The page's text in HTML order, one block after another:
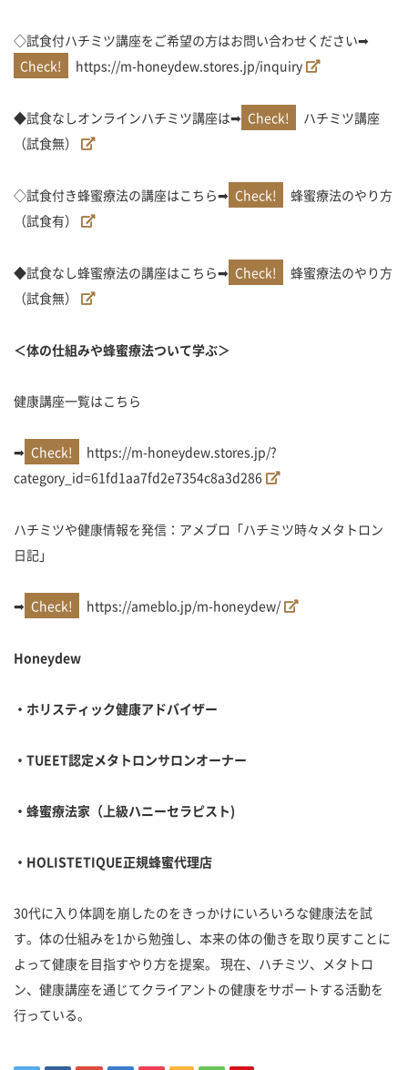
◇試食付ハチミツ講座をご希望の方はお問い合わせください➡
https://m-honeydew.stores.jp/inquiry
◆試食なしオンラインハチミツ講座は➡
ハチミツ講座
（試食無）
◇試食付き蜂蜜療法の講座はこちら➡
蜂蜜療法のやり方
（試食有）
◆試食なし蜂蜜療法の講座はこちら➡
蜂蜜療法のやり方
（試食無）
＜体の仕組みや蜂蜜療法ついて学ぶ＞
健康講座一覧はこちら
➡
https://m-honeydew.stores.jp/?
category_id=61fd1aa7fd2e7354c8a3d286
ハチミツや健康情報を発信：アメブロ「ハチミツ時々メタトロン
日記」
➡ https://ameblo.jp/m-honeydew/
Honeydew
・ホリスティック健康アドバイザー
・ TUEET認定メタトロンサロンオーナー
・蜂蜜療法家（上級ハニーセラピスト)
・ HOLISTETIQUE正規蜂蜜代理店
30代に入り体調を崩したのをきっかけにいろいろな健康法を試
す。体の仕組みを1から勉強し、本来の体の働きを取り戻すことに
よって健康を目指すやり方を提案。 現在、ハチミツ、メタトロ
ン、健康講座を通じてクライアントの健康をサポートする活動を
行っている。